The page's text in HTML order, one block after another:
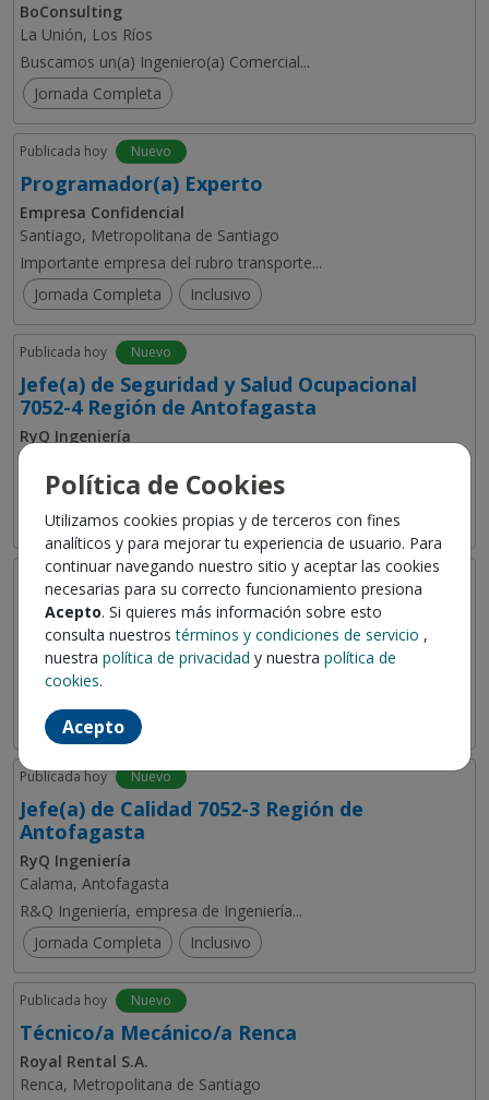
BoConsulting
La Unión, Los Ríos
Buscamos un(a) Ingeniero(a) Comercial...
Jornada Completa
Publicada hoy Nuevo
Programador(a) Experto
Empresa Confidencial
Santiago, Metropolitana de Santiago
Importante empresa del rubro transporte...
Jornada Completa
Inclusivo
Publicada hoy Nuevo
Jefe(a) de Seguridad y Salud Ocupacional
7052-4 Región de Antofagasta
RyQ Ingeniería
Calama, Antofagasta
R&Q Ingeniería, empresa de Ingeniería...
Jornada Completa
Inclusivo
Publicada hoy Nuevo
Jefe de RECURSOS HUMANOS
ESTRATEGICAMENTE SPA
Las Condes, Metropolitana de Santiago
Importante empresa proveedora del rubro...
Jornada Completa
Publicada hoy Nuevo
Jefe(a) de Calidad 7052-3 Región de
Antofagasta
RyQ Ingeniería
Calama, Antofagasta
R&Q Ingeniería, empresa de Ingeniería...
Jornada Completa
Inclusivo
Publicada hoy Nuevo
Técnico/a Mecánico/a Renca
Royal Rental S.A.
Renca, Metropolitana de Santiago
Política de Cookies
Utilizamos cookies propias y de terceros con fines
analíticos y para mejorar tu experiencia de usuario. Para
continuar navegando nuestro sitio y aceptar las cookies
necesarias para su correcto funcionamiento presiona
Acepto. Si quieres más información sobre esto
consulta nuestrostérminos y condiciones de servicio ,
nuestra política de privacidad y nuestra política de
cookies.
Acepto